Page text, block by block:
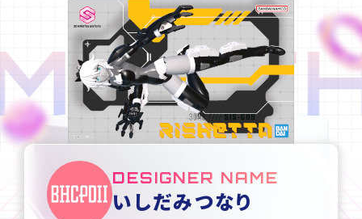
DESIGNER NAME
いしだみつなり